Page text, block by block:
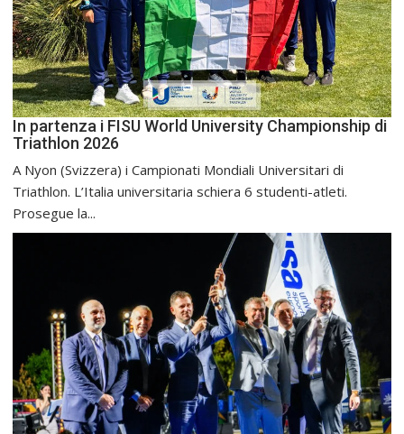
In partenza i FISU World University Championship di
Triathlon 2026
A Nyon (Svizzera) i Campionati Mondiali Universitari di
Triathlon. L’Italia universitaria schiera 6 studenti-atleti.
Prosegue la...